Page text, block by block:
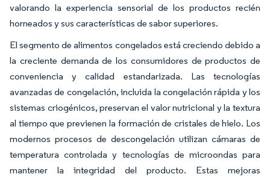
valorando la experiencia sensorial de los productos recién
horneados y sus características de sabor superiores.
El segmento de alimentos congelados está creciendo debido a
la creciente demanda de los consumidores de productos de
conveniencia y calidad estandarizada. Las tecnologías
avanzadas de congelación, incluida la congelación rápida y los
sistemas criogénicos, preservan el valor nutricional y la textura
al tiempo que previenen la formación de cristales de hielo. Los
modernos procesos de descongelación utilizan cámaras de
temperatura controlada y tecnologías de microondas para
mantener la integridad del producto. Estas mejoras